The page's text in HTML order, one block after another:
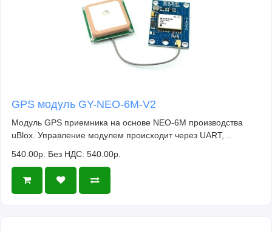
GPS модуль GY-NEO-6M-V2
Модуль GPS приемника на основе NEO-6M производства
uBlox. Управление модулем происходит через UART, ..
540.00р. Без НДС: 540.00р.